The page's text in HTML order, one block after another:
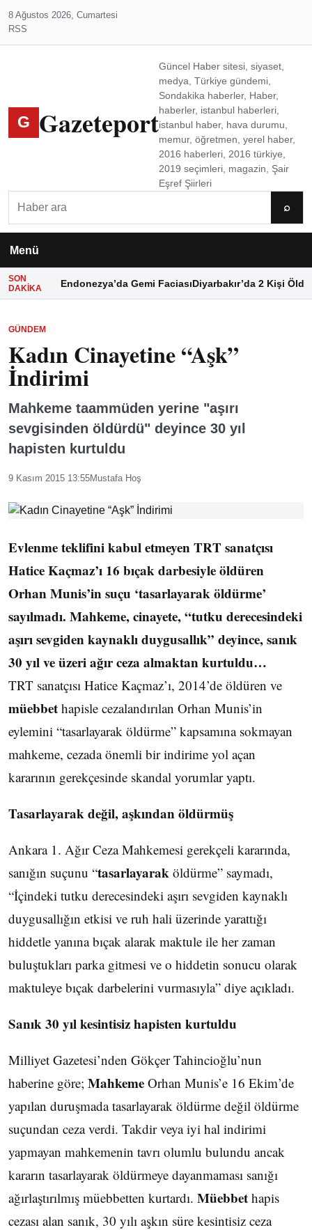
8 Ağustos 2026, Cumartesi
RSS
G Gazeteport
Güncel Haber sitesi, siyaset,
medya, Türkiye gündemi,
Sondakika haberler, Haber,
haberler, istanbul haberleri,
istanbul haber, hava durumu,
memur, öğretmen, yerel haber,
2016 haberleri, 2016 türkiye,
2019 seçimleri, magazin, Şair
Eşref Şiirleri
⌕
Menü
SON
DAKIKA
Endonezya’da Gemi FaciasıDiyarbakır’da 2 Kişi Öldü
GÜNDEM
Kadın Cinayetine “Aşk”
İndirimi
Mahkeme taammüden yerine "aşırı
sevgisinden öldürdü" deyince 30 yıl
hapisten kurtuldu
9 Kasım 2015 13:55Mustafa Hoş
Evlenme teklifini kabul etmeyen TRT sanatçısı
Hatice Kaçmaz’ı 16 bıçak darbesiyle öldüren
Orhan Munis’in suçu ‘tasarlayarak öldürme’
sayılmadı. Mahkeme, cinayete, “tutku derecesindeki
aşırı sevgiden kaynaklı duygusallık” deyince, sanık
30 yıl ve üzeri ağır ceza almaktan kurtuldu…
TRT sanatçısı Hatice Kaçmaz’ı, 2014’de öldüren ve
müebbet hapisle cezalandırılan Orhan Munis’in
eylemini “tasarlayarak öldürme” kapsamına sokmayan
mahkeme, cezada önemli bir indirime yol açan
kararının gerekçesinde skandal yorumlar yaptı.
Tasarlayarak değil, aşkından öldürmüş
Ankara 1. Ağır Ceza Mahkemesi gerekçeli kararında,
sanığın suçunu “tasarlayarak öldürme” saymadı,
“İçindeki tutku derecesindeki aşırı sevgiden kaynaklı
duygusallığın etkisi ve ruh hali üzerinde yarattığı
hiddetle yanına bıçak alarak maktule ile her zaman
buluştukları parka gitmesi ve o hiddetin sonucu olarak
maktuleye bıçak darbelerini vurmasıyla” diye açıkladı.
Sanık 30 yıl kesintisiz hapisten kurtuldu
Milliyet Gazetesi’nden Gökçer Tahincioğlu’nun
haberine göre; Mahkeme Orhan Munis’e 16 Ekim’de
yapılan duruşmada tasarlayarak öldürme değil öldürme
suçundan ceza verdi. Takdir veya iyi hal indirimi
yapmayan mahkemenin tavrı olumlu bulundu ancak
kararın tasarlayarak öldürmeye dayanmaması sanığı
ağırlaştırılmış müebbetten kurtardı. Müebbet hapis
cezası alan sanık, 30 yılı aşkın süre kesintisiz ceza